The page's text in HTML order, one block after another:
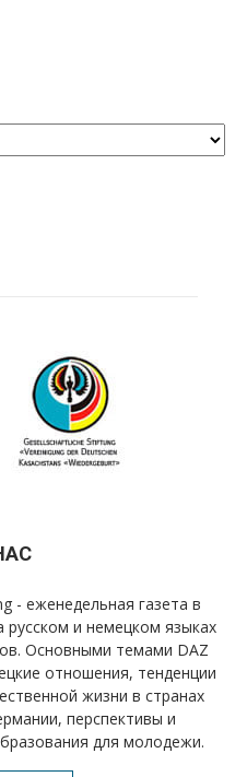
- еженедельная газета в
русском и немецком языках
Основными темами DAZ
отношения, тенденции
жизни в странах
перспективы и
для молодежи.